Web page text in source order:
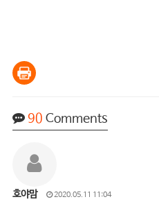
90 Comments
호야맘 2020.05.11 11:04